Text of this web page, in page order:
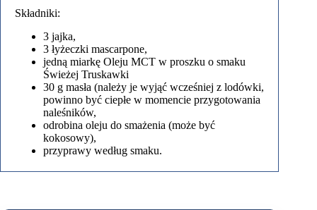
Składniki:
3 jajka,
3 łyżeczki mascarpone,
jedną miarkę Oleju MCT w proszku o smaku
Świeżej Truskawki
30 g masła (należy je wyjąć wcześniej z lodówki,
powinno być ciepłe w momencie przygotowania
naleśników,
odrobina oleju do smażenia (może być
kokosowy),
przyprawy według smaku.